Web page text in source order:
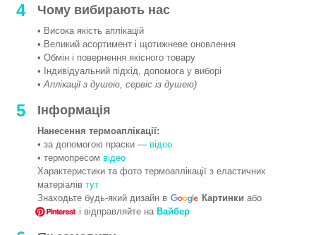
4 Чому вибирають нас
• Висока якість аплікацій
• Великий асортимент і щотижневе оновлення
• Обмін і повернення якісного товару
• Індивідуальний підхід, допомога у виборі
•Аплікації з душею, сервіс із душею)
5 Інформація
Нанесення термоаплікації:
• за допомогою праски — відео
• термопресом відео
Характеристики та фото термоаплікації з еластичних
матеріалів тут
Знаходьте будь-який дизайн в
Картинки або
і відправляйте на Вайбер